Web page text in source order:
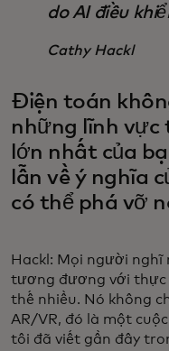
do AI điều
Cathy Hackl
Điện toán
những lĩnh vực
lớn nhất của
lẫn về ý nghĩa
có thể phá vỡ
Hackl: Mọi người
tương đương với thực
thế nhiều. Nó không
AR/VR, đó là một
tôi đã viết gần đây